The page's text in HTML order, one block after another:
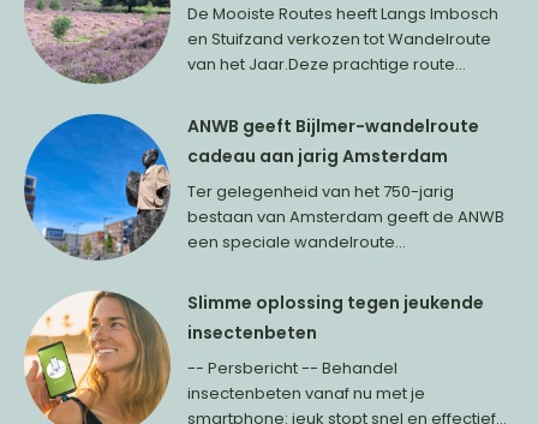
De Mooiste Routes heeft Langs Imbosch
en Stuifzand verkozen tot Wandelroute
van het Jaar.Deze prachtige route...
ANWB geeft Bijlmer-wandelroute
cadeau aan jarig Amsterdam
Ter gelegenheid van het 750-jarig
bestaan van Amsterdam geeft de ANWB
een speciale wandelroute...
Slimme oplossing tegen jeukende
insectenbeten
-- Persbericht -- Behandel
insectenbeten vanaf nu met je
smartphone: jeuk stopt snel en effectief...